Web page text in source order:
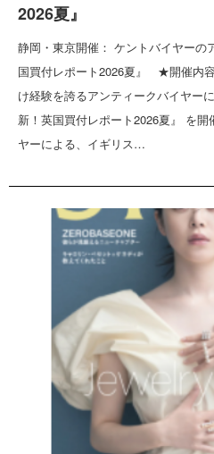
2026夏』
静岡・東京開催： ケントバイヤーの
国買付レポート2026夏』 ★開催内
け経験を誇るアンティークバイヤー
新！英国買付レポート2026夏』 を
ヤーによる、イギリス…